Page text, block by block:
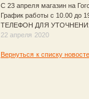
С 23 апреля магазин на
График работы с 10.00 до
ТЕЛЕФОН ДЛЯ
22 апреля 2020
Вернуться к списку